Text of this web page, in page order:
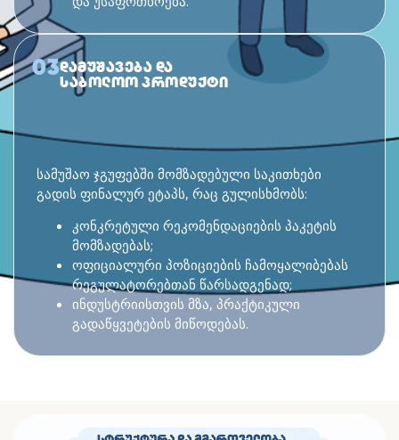
03ᲓᲐᲛᲣᲨᲐᲕᲔᲑᲐ ᲓᲐ
ᲡᲐᲑᲝᲚᲝᲝ ᲞᲠᲝᲓᲣᲥᲢᲘ
სამუშაო ჯგუფებში მომზადებული საკითხები
გადის ფინალურ ეტაპს, რაც გულისხმობს:
კონკრეტული რეკომენდაციების პაკეტის
მომზადებას;
ოფიციალური პოზიციების ჩამოყალიბებას
რეგულატორებთან წარსადგენად;
ინდუსტრიისთვის მზა, პრაქტიკული
გადაწყვეტების მიწოდებას.